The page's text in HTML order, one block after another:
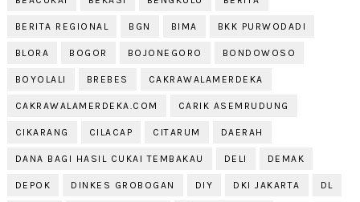
BERITA REGIONAL BGN BIMA BKK PURWODADI
BLORA BOGOR BOJONEGORO BONDOWOSO
BOYOLALI BREBES CAKRAWALAMERDEKA
CAKRAWALAMERDEKA.COM CARIK ASEMRUDUNG
CIKARANG CILACAP CITARUM DAERAH
DANA BAGI HASIL CUKAI TEMBAKAU DELI DEMAK
DEPOK DINKES GROBOGAN DIY DKI JAKARTA DL